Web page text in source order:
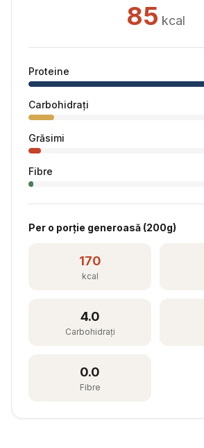
85 kcal
Proteine
Carbohidrați
Grăsimi
Fibre
Per o porție generoasă (200g)
170
kcal
4.0
Carbohidrați
0.0
Fibre